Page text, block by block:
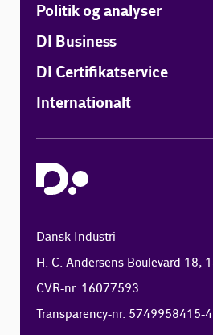
Politik og analyser
DI Business
DI Certifikatservice
Internationalt
Dansk Industri
H. C. Andersens Boulevard 18,
CVR-nr. 16077593
Transparency-nr. 5749958415-